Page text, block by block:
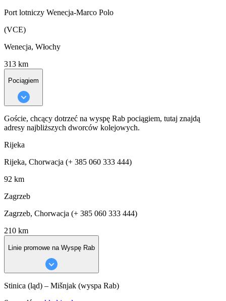
Port lotniczy Wenecja-Marco Polo
(VCE)
Wenecja, Włochy
313 km
Pociągiem
Goście, chcący dotrzeć na wyspę Rab pociągiem, tutaj znajdą
adresy najbliższych dworców kolejowych.
Rijeka
Rijeka, Chorwacja (+ 385 060 333 444)
92 km
Zagrzeb
Zagrzeb, Chorwacja (+ 385 060 333 444)
210 km
Linie promowe na Wyspę Rab
Stinica (ląd) – Mišnjak (wyspa Rab)